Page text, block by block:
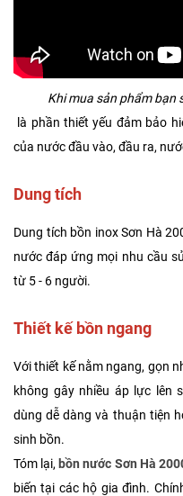
Khi mua sản phẩm bạn
là phần thiết yếu đảm bảo
của nước đầu vào, đầu ra,
Dung tích
Dung tích bồn inox Sơn Hà
nước đáp ứng mọi nhu cầu
từ 5 - 6 người.
Thiết kế bồn ngang
Với thiết kế nằm ngang, gọn
không gây nhiều áp lực lên
dùng dễ dàng và thuận tiện
sinh bồn.
Tóm lại, bồn nước Sơn Hà
biến tại các hộ gia đình.